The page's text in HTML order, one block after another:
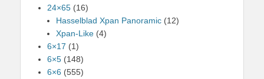
24×65 (16)
Hasselblad Xpan Panoramic (12)
Xpan-Like (4)
6×17 (1)
6×5 (148)
6×6 (555)